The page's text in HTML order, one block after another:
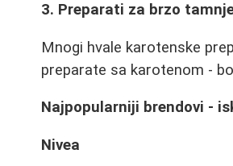
3. Preparati za brzo
Mnogi hvale karotenske
preparate sa karotenom -
Najpopularniji brendovi -
Nivea